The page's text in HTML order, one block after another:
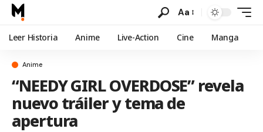
Aa
Leer Historia Anime Live-Action Cine Manga
Anime
“NEEDY GIRL OVERDOSE” revela
nuevo tráiler y tema de
apertura